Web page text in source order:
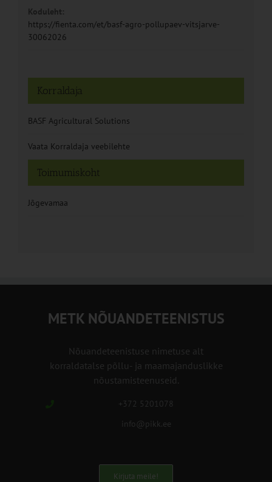
Koduleht:
https://fienta.com/et/basf-agro-pollupaev-vitsjarve-
30062026
Toimumiskoht
Jõgevamaa
Korraldaja
BASF Agricultural Solutions
Vaata Korraldaja veebilehte
METK NÕUANDETEENISTUS
Nõuandeteenistuse nimetuse alt
korraldatalse põllu- ja maamajanduslikke
nõustamisteenuseid.
+372 5201078
info@pikk.ee
Kirjuta meile!